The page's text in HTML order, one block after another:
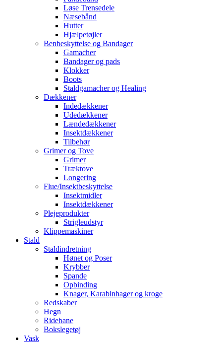
Løse Trensedele
Næsebånd
Hutter
Hjælpetøjler
Benbeskyttelse og Bandager
Gamacher
Bandager og pads
Klokker
Boots
Staldgamacher og Healing
Dækkener
Indedækkener
Udedækkener
Lændedækkener
Insektdækkener
Tilbehør
Grimer og Tove
Grimer
Træktove
Longering
Flue/Insektbeskyttelse
Insektmidler
Insektdækkener
Plejeprodukter
Strigleudstyr
Klippemaskiner
Stald
Staldindretning
Hønet og Poser
Krybber
Spande
Opbinding
Knager, Karabinhager og kroge
Redskaber
Hegn
Ridebane
Bokslegetøj
Vask